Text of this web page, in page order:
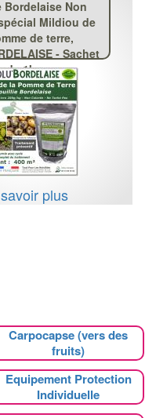
Bordelaise Non
Mildiou de
de terre,
- Sachet
de 1kg
plus
Carpocapse (vers des
fruits)
Equipement Protection
Individuelle